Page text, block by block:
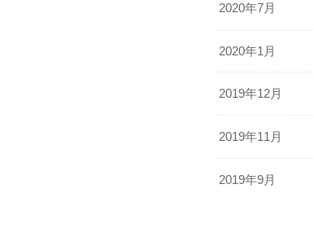
2020年7月
2020年1月
2019年12月
2019年11月
2019年9月